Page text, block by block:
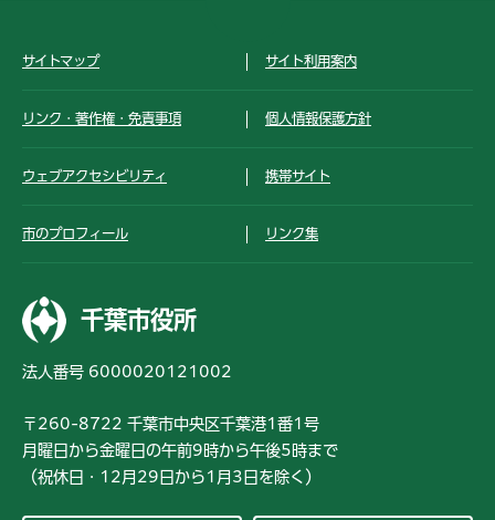
サイトマップ サイト利用案内
リンク・著作権・免責事項 個人情報保護方針
ウェブアクセシビリティ 携帯サイト
市のプロフィール リンク集
千葉市役所
法人番号 6000020121002
〒260-8722 千葉市中央区千葉港1番1号
月曜日から金曜日の午前9時から午後5時まで
（祝休日・12月29日から1月3日を除く）